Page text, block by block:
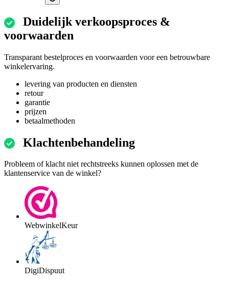
Duidelijk verkoopsproces &
voorwaarden
Transparant bestelproces en voorwaarden voor een betrouwbare
winkelervaring.
levering van producten en diensten
retour
garantie
prijzen
betaalmethoden
Klachtenbehandeling
Probleem of klacht niet rechtstreeks kunnen oplossen met de
klantenservice van de winkel?
WebwinkelKeur
DigiDispuut